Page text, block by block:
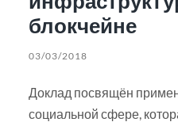
блокчейне
03/03/2018
Доклад посвящён
социальной сфере,